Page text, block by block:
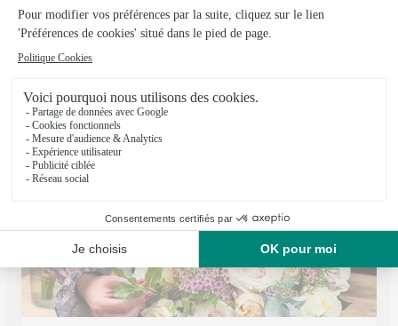
Fleurs & Elegance
Bordes
★★★★★4.8 (32)
Parc d'activité Clément Ader
Voir la boutique